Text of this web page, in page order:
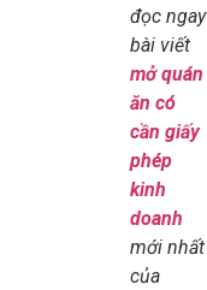
đọc ngay
bài viết
mở quán
ăn có
cần giấy
phép
kinh
doanh
mới nhất
của